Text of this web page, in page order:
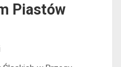
Piastów